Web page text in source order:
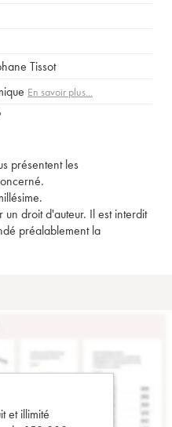
Tissot
En savoir plus...
présentent les
droit d'auteur. Il est interdit
préalablement la
et illimité